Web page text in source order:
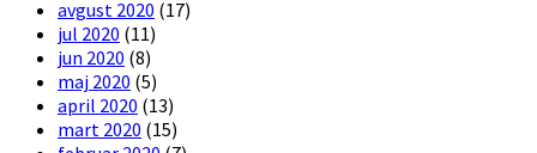
avgust 2020 (17)
jul 2020 (11)
jun 2020 (8)
maj 2020 (5)
april 2020 (13)
mart 2020 (15)